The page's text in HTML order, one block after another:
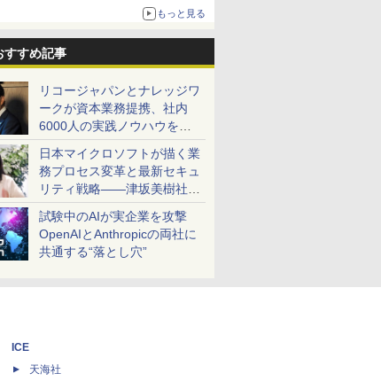
もっと見る
すすめ記事
リコージャパンとナレッジワ
ークが資本業務提携、社内
6000人の実践ノウハウを生
かした「AI商談記録 for
RICOH」を展開へ
日本マイクロソフトが描く業
務プロセス変革と最新セキュ
リティ戦略――津坂美樹社長
が2027年度戦略を説明
試験中のAIが実企業を攻撃
OpenAIとAnthropicの両社に
共通する“落とし穴”
ICE
天海社